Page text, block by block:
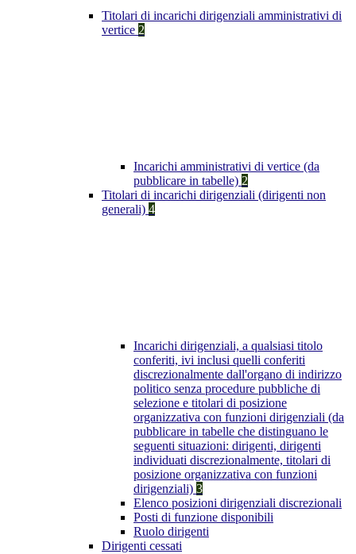
Titolari di incarichi dirigenziali amministrativi di
vertice 2
Incarichi amministrativi di vertice (da
pubblicare in tabelle) 2
Titolari di incarichi dirigenziali (dirigenti non
generali) 4
Incarichi dirigenziali, a qualsiasi titolo
conferiti, ivi inclusi quelli conferiti
discrezionalmente dall'organo di indirizzo
politico senza procedure pubbliche di
selezione e titolari di posizione
organizzativa con funzioni dirigenziali (da
pubblicare in tabelle che distinguano le
seguenti situazioni: dirigenti, dirigenti
individuati discrezionalmente, titolari di
posizione organizzativa con funzioni
dirigenziali) 3
Elenco posizioni dirigenziali discrezionali
Posti di funzione disponibili
Ruolo dirigenti
Dirigenti cessati